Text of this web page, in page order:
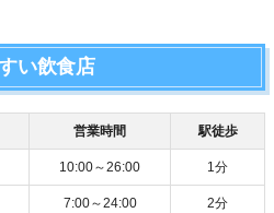
い飲食店
営業時間 駅徒歩
10:00～26:00 1分
7:00～24:00 2分